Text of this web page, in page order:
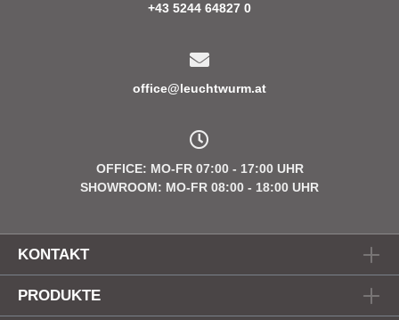
+43 5244 64827 0
office@leuchtwurm.at
OFFICE: MO-FR 07:00 - 17:00 UHR
SHOWROOM: MO-FR 08:00 - 18:00 UHR
KONTAKT
PRODUKTE